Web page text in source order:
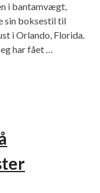
i bantamvægt,
sin boksestil til
i Orlando, Florida.
har fået …